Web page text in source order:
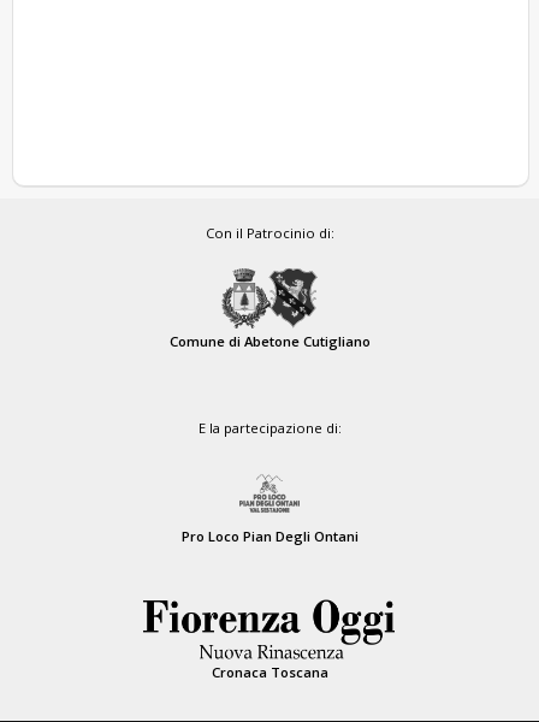
Con il Patrocinio di:
Comune di Abetone Cutigliano
E la partecipazione di:
Pro Loco Pian Degli Ontani
Cronaca Toscana